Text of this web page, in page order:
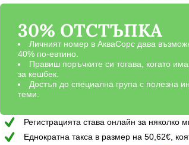
30% ОТСТЪПКА
Личният номер в АкваСорс дава
40% по-евтино.
Правиш поръчките си тогава, когато
за кешбек.
Достъп до специална група с полезна
теми.
Регистрацията става онлайн за няколко
Еднократна такса в размер на 50,62€,